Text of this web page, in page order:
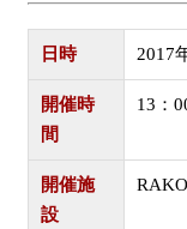
日時 2017
開催時
間
13：
開催施
設